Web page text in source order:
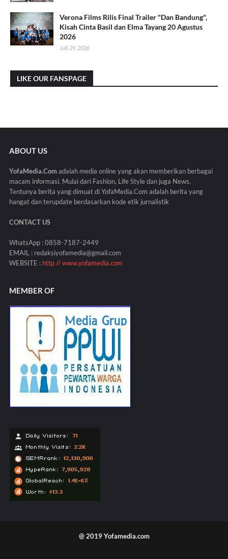
Verona Films Rilis Final Trailer "Dan Bandung",
Kisah Cinta Basil dan Elma Tayang 20 Agustus
2026
Juli 29, 2026
LIKE OUR FANSPAGE
ABOUT US
YofaMedia.Comadalah media online yang akan memberikan berbagai
macam informasi. Mulai dari Fashion, Life Style dan juga News.
Tentunya berita yang dimuat di YofaMedia.Com adalah berita yang
hangat dan terupdate berdasarkan kode etik jurnalistik
CONTACT US
WhatsApp : 0858-7187-2449
EMAIL : redaksiyofamedia@gmail.com
WEBSITE : http // www.yofamedia.com
MEMBER OF
@ 2019 Yofamedia.com